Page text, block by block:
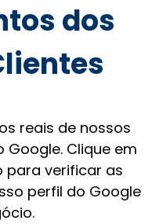
dos
reais de nossos
Clique em
para verificar as
perfil do Google